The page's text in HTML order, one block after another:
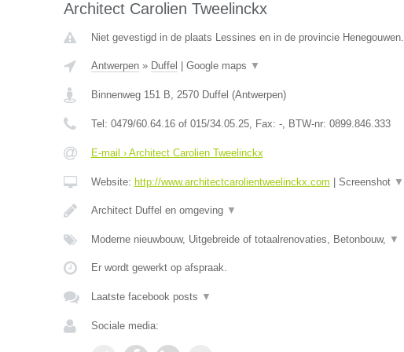
Architect Carolien Tweelinckx
Niet gevestigd in de plaats Lessines en in de provincie Henegouwen.
Antwerpen» Duffel Google maps ▼
Binnenweg 151 B, 2570 Duffel (Antwerpen)
Tel: 0479/60.64.16 of 015/34.05.25, Fax: -, BTW-nr: 0899.846.333
E-mail › Architect Carolien Tweelinckx
Website: http://www.architectcarolientweelinckx.com Screenshot ▼
Architect Duffel en omgeving ▼
Moderne nieuwbouw, Uitgebreide of totaalrenovaties, Betonbouw, ▼
Er wordt gewerkt op afspraak.
Laatste facebook posts ▼
Sociale media: